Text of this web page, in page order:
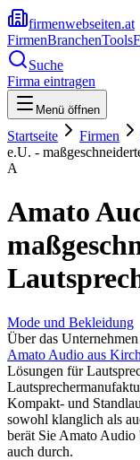
firmenwebseiten.at
FirmenBranchenTools
Suche
Firma eintragen
Menü öffnen
Startseite Firmen
e.U. -
A
Amato
Mode und Bekleidung
Über das Unternehmen
Amato Audio aus
Lösungen für
Kompakt- und
sowohl klanglich als
berät Sie Amato
auch durch.